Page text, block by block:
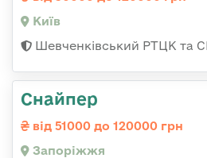
Київ
Шевченківський РТЦК та
Снайпер
від 51000 до 120000 грн
Запоріжжя